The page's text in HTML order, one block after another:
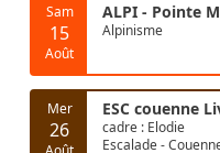
Sam
15
Août
ALPI - Pointe
Alpinisme
Mer
26
ESC couenne
cadre : Elodie
Escalade -